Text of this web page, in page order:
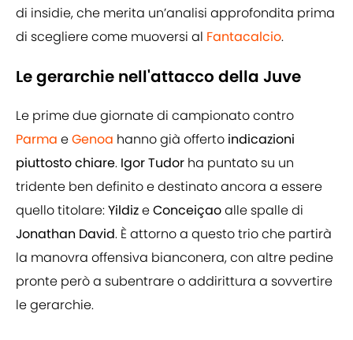
di insidie, che merita un’analisi approfondita prima
di scegliere come muoversi al Fantacalcio.
Le gerarchie nell'attacco della Juve
Le prime due giornate di campionato contro
Parma eGenoa hanno già offerto indicazioni
piuttosto chiare. Igor Tudor ha puntato su un
tridente ben definito e destinato ancora a essere
quello titolare:YildizeConceiçaoalle spalle di
Jonathan David. È attorno a questo trio che partirà
la manovra offensiva bianconera, con altre pedine
pronte però a subentrare o addirittura a sovvertire
le gerarchie.